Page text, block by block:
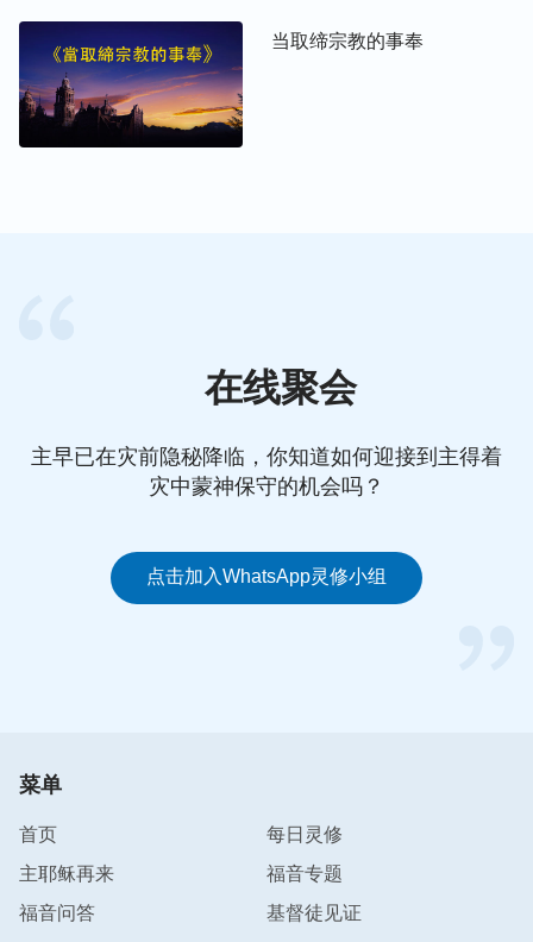
祷告要达到好的果效必须建立在读神话上，在神话里
祷告才能有更多的开启与亮光。一次真实的祷告的表
现是：对神所提出的要求有渴慕的心，而且愿意达
到，对神所恨恶的也能恨恶，在此基础上加以认识，
1．不能盲目地随意说几句话，必须自己心里有负
担，即必须有目标地祷告；
2．祷告必须得有神的话，在神话的基础上祷告；
个人的祷告生活是在明白祷告的意义、祷告的常识的
基础上的，在日常生活中常常为自己的缺欠而祈求祷
当取缔宗教的事奉
在线聚会
主早已在灾前隐秘降临，你知道如何迎接到主得着
灾中蒙神保守的机会吗？
点击加入WhatsApp灵修小组
菜单
首页
每日灵修
主耶稣再来
福音专题
福音问答
基督徒见证